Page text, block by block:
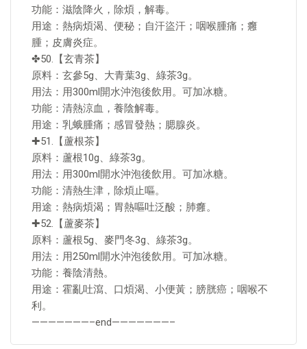
功能：滋陰降火，除煩，解毒。
用途：熱病煩渴、便秘；自汗盜汗；咽喉腫痛；癰
腫；皮膚炎症。
✤50.【玄青茶】
原料：玄參5g、大青葉3g、綠茶3g。
用法：用300ml開水沖泡後飲用。可加冰糖。
功能：清熱涼血，養陰解毒。
用途：乳蛾腫痛；感冒發熱；腮腺炎。
✚51.【蘆根茶】
原料：蘆根10g、綠茶3g。
用法：用300ml開水沖泡後飲用。可加冰糖。
功能：清熱生津，除煩止嘔。
用途：熱病煩渴；胃熱嘔吐泛酸；肺癰。
✚52.【蘆麥茶】
原料：蘆根5g、麥門冬3g、綠茶3g。
用法：用250ml開水沖泡後飲用。可加冰糖。
功能：養陰清熱。
用途：霍亂吐瀉、口煩渴、小便黃；膀胱癌；咽喉不
利。
———————–end———————–